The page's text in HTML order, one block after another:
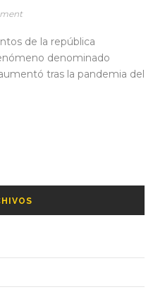
de la república
denominado
tras la pandemia del